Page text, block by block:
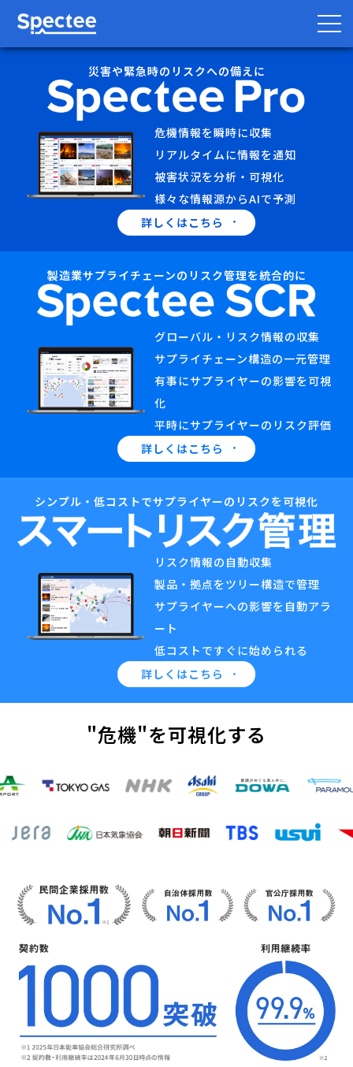
防災・BCP向け サプライチェーン向け
サービス
導入事例
レポート
セミナー・イベント
ミッション
経営チーム
会社概要
パートナー
採用情報
お役立ち資料
災害や緊急時のリスクへの備えに
危機情報を瞬時に収集
リアルタイムに情報を通知
被害状況を分析・可視化
様々な情報源からAIで予測
詳しくはこちら
製造業サプライチェーンのリスク管理を統合的に
グローバル・リスク情報の収集
サプライチェーン構造の一元管理
有事にサプライヤーの影響を可視
化
平時にサプライヤーのリスク評価
詳しくはこちら
シンプル・低コストでサプライヤーのリスクを可視化
リスク情報の自動収集
製品・拠点をツリー構造で管理
サプライヤーへの影響を自動アラ
ート
低コストですぐに始められる
詳しくはこちら
"危機"を可視化する